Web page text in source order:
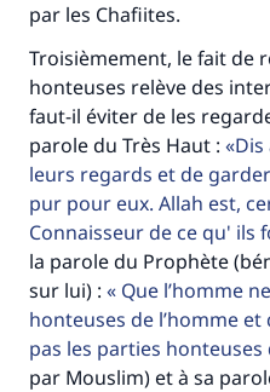
par les Chafiites.
Troisièmement, le fait de
honteuses relève des
faut-il éviter de les
parole du Très Haut :
leurs regards et de
pur pour eux. Allah est,
Connaisseur de ce qu' ils
la parole du Prophète
sur lui) :
Que l’homme
honteuses de l’homme
pas les parties honteuses
par Mouslim) et à sa